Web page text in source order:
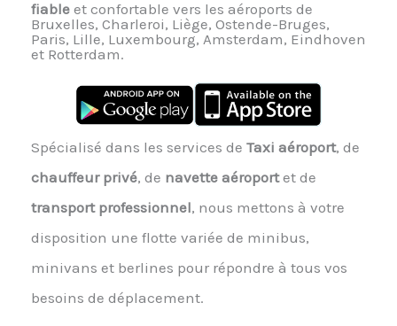
fiableet confortable vers les aéroports de
Bruxelles, Charleroi, Liège, Ostende-Bruges,
Paris, Lille, Luxembourg, Amsterdam, Eindhoven
et Rotterdam.
Spécialisé dans les services de Taxi aéroport, de
chauffeur privé, de navette aéroportet de
transport professionnel, nous mettons à votre
disposition une flotte variée de minibus,
minivans et berlines pour répondre à tous vos
besoins de déplacement.